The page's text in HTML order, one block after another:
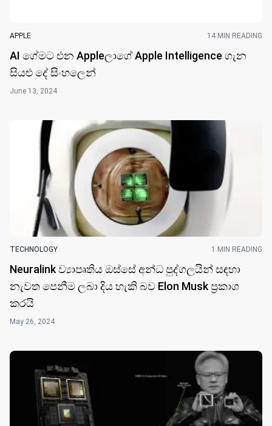
APPLE 14 MIN READING
AI ගේමට එන Appleලාගේ Apple Intelligence ගැන
සියළු දේ සිංහලෙ​න්
June 13, 2024
TECHNOLOGY 1 MIN READING
Neuralink ව්‍යාපෘතිය ඔස්සේ අන්ධ පුද්ගලයින් සඳහා
නැවත පෙනීම ලබා දිය හැකි බව Elon Musk ප්‍රකාශ
කරයි
May 26, 2024